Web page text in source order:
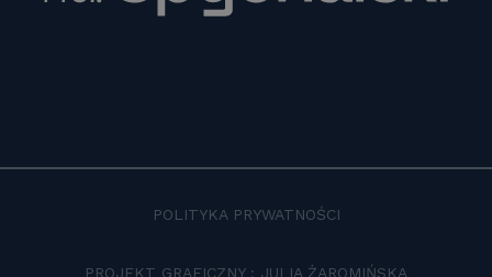
POLITYKA PRYWATNOŚCI
PROJEKT GRAFICZNY : JULIA ŻAROMIŃSKA